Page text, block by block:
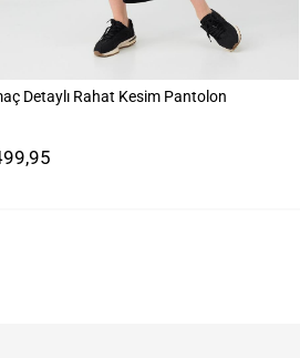
Detaylı Rahat Kesim Pantolon